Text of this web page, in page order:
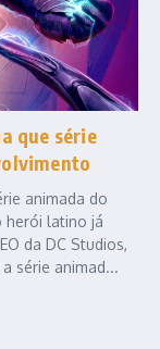
que série
animada do
herói latino já
da DC Studios,
série animad...